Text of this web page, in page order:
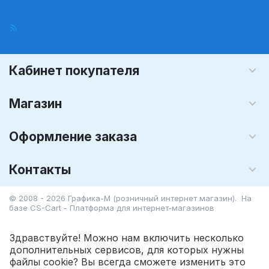
Кабинет покупателя
Магазин
Оформление заказа
Контакты
© 2008 - 2026 Графика-М (розничный интернет магазин). На
базе CS-Cart - Платформа для интернет-магазинов
Здравствуйте! Можно нам включить несколько
дополнительных сервисов, для которых нужны
файлы cookie? Вы всегда сможете изменить это